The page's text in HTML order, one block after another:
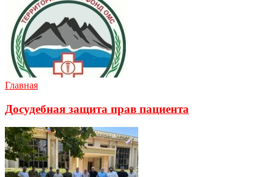
Главная
Досудебная защита прав пациента